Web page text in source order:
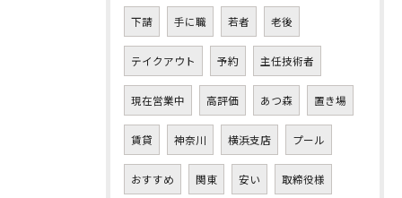
下請 手に職 若者 老後
テイクアウト 予約 主任技術者
現在営業中 高評価 あつ森 置き場
賃貸 神奈川 横浜支店 プール
おすすめ 関東 安い 取締役様